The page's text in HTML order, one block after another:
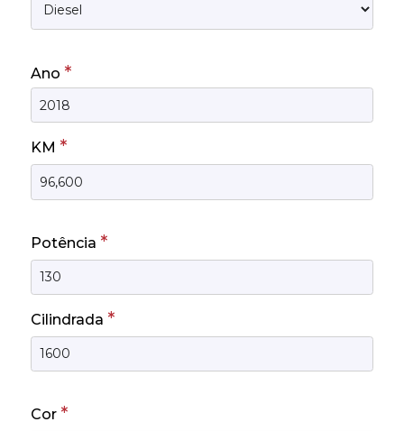
Ano *
KM *
Potência *
Cilindrada *
Cor *